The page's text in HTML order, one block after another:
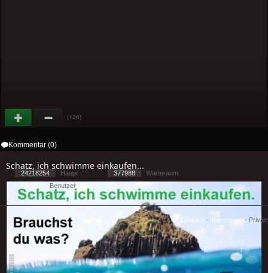
(+26)
Kommentar (0)
Schatz, ich schwimme einkaufen...
24218254 Haupt 377988
Warteraum
Benutzer
Cookies - Impressum-